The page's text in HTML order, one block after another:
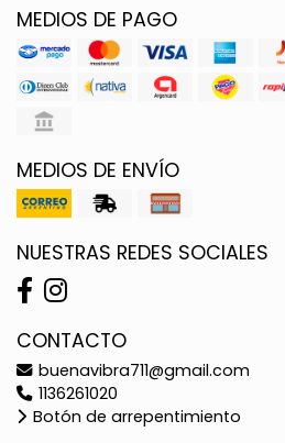
MEDIOS DE PAGO
MEDIOS DE ENVÍO
NUESTRAS REDES SOCIALES
CONTACTO
buenavibra711@gmail.com
1136261020
Botón de arrepentimiento